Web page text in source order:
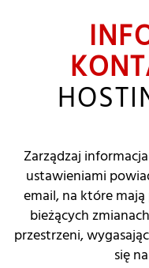
Zarządzaj
ustawieniami
email, na które
bieżących
przestrzeni,
się